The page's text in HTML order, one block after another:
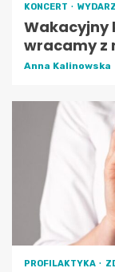
KONCERT
Wakacyjny
wracamy z
Anna Kalinowska
PROFILAKTYKA